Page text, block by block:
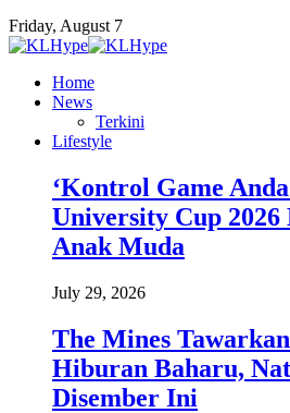
Friday, August 7
Home
News
Terkini
Lifestyle
‘Kontrol Game
University Cup
Anak Muda
July 29, 2026
The Mines
Hiburan Baharu,
Disember Ini